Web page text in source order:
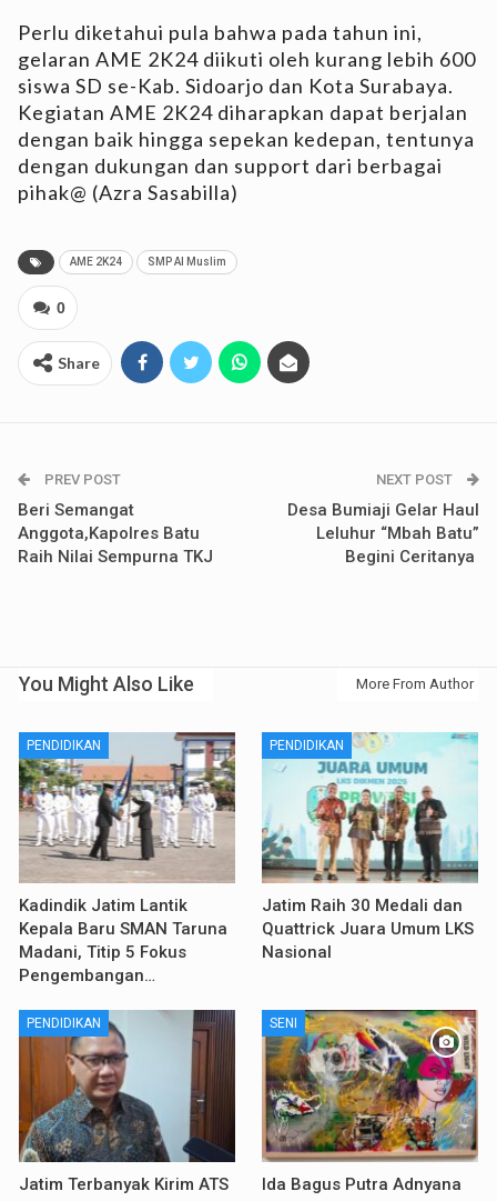
Perlu diketahui pula bahwa pada tahun ini,
gelaran AME 2K24 diikuti oleh kurang lebih 600
siswa SD se-Kab. Sidoarjo dan Kota Surabaya.
Kegiatan AME 2K24 diharapkan dapat berjalan
dengan baik hingga sepekan kedepan, tentunya
dengan dukungan dan support dari berbagai
pihak@ (Azra Sasabilla)
AME 2K24 SMP Al Muslim
0
Share
PREV POST
Beri Semangat
Anggota,Kapolres Batu
Raih Nilai Sempurna TKJ
NEXT POST
Desa Bumiaji Gelar Haul
Leluhur “Mbah Batu”
Begini Ceritanya
You Might Also Like More From Author
PENDIDIKAN
Kadindik Jatim Lantik
Kepala Baru SMAN Taruna
Madani, Titip 5 Fokus
Pengembangan…
PENDIDIKAN
Jatim Raih 30 Medali dan
Quattrick Juara Umum LKS
Nasional
PENDIDIKAN
Jatim Terbanyak Kirim ATS
SENI
Ida Bagus Putra Adnyana